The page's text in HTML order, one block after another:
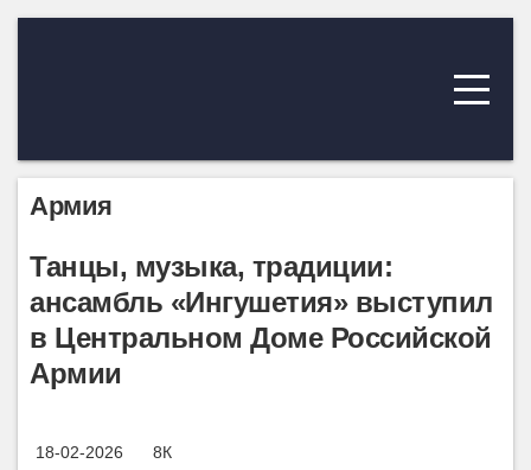
Армия
Танцы, музыка, традиции:
ансамбль «Ингушетия» выступил
в Центральном Доме Российской
Армии
18-02-2026 8К